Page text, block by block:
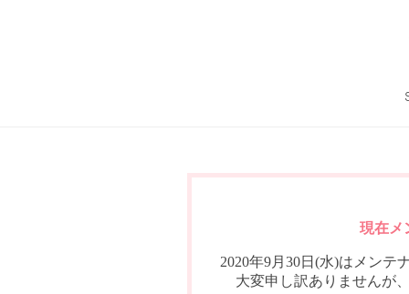
現在メ
2020年9月30日(水)はメンテ
大変申し訳ありませんが